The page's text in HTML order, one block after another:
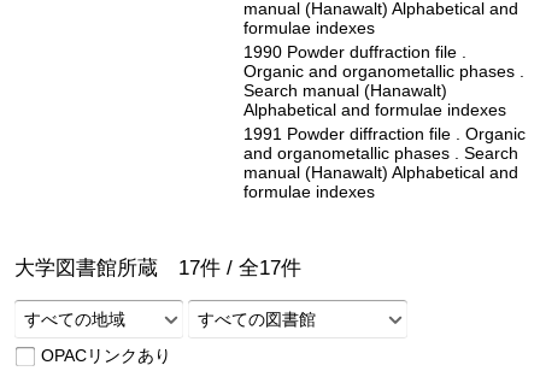
manual (Hanawalt) Alphabetical and
formulae indexes
1990 Powder duffraction file .
Organic and organometallic phases .
Search manual (Hanawalt)
Alphabetical and formulae indexes
1991 Powder diffraction file . Organic
and organometallic phases . Search
manual (Hanawalt) Alphabetical and
formulae indexes
大学図書館所蔵 17件 / 全17件
すべての地域
すべての図書館
OPACリンクあり